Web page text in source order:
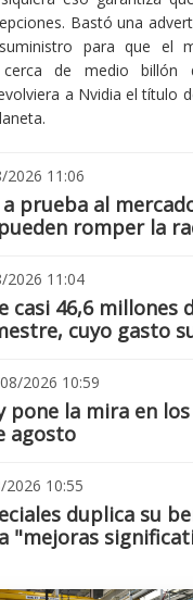
Bastó una
para que el
cerca de medio billón
a Nvidia el título
2026 11:06
prueba al
romper la
2026 11:04
casi 46,6 millones
cuyo gasto
2026 10:59
pone la mira en
agosto
2026 10:55
duplica su
"mejoras